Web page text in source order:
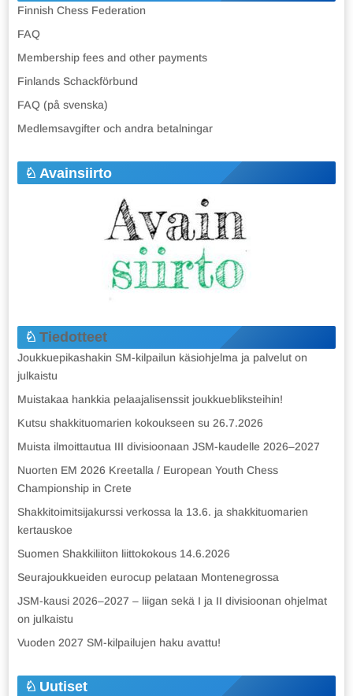
Finnish Chess Federation
FAQ
Membership fees and other payments
Finlands Schackförbund
FAQ (på svenska)
Medlemsavgifter och andra betalningar
Avainsiirto
Tiedotteet
Joukkuepikashakin SM-kilpailun käsiohjelma ja palvelut on
julkaistu
Muistakaa hankkia pelaajalisenssit joukkuebliksteihin!
Kutsu shakkituomarien kokoukseen su 26.7.2026
Muista ilmoittautua III divisioonaan JSM-kaudelle 2026–2027
Nuorten EM 2026 Kreetalla / European Youth Chess
Championship in Crete
Shakkitoimitsijakurssi verkossa la 13.6. ja shakkituomarien
kertauskoe
Suomen Shakkiliiton liittokokous 14.6.2026
Seurajoukkueiden eurocup pelataan Montenegrossa
JSM-kausi 2026–2027 – liigan sekä I ja II divisioonan ohjelmat
on julkaistu
Vuoden 2027 SM-kilpailujen haku avattu!
Uutiset